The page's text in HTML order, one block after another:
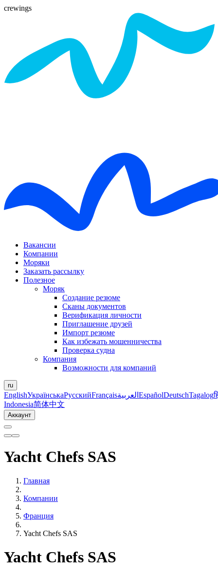
crewings
Вакансии
Компании
Моряки
Заказать рассылку
Полезное
Моряк
Создание резюме
Сканы документов
Верификация личности
Приглашение друзей
Импорт резюме
Как избежать мошенничества
Проверка судна
Компания
Возможности для компаний
ru
EnglishУкраїнськаРусскийFrançaisالعربية EspañolDeutschTagalog
Indonesia简体中文
Аккаунт
Yacht Chefs SAS
Главная
Компании
Франция
Yacht Chefs SAS
Yacht Chefs SAS